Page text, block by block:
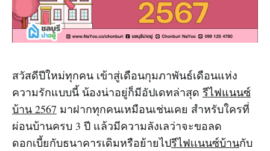
สวัสดีปีใหม่ทุกคน เข้าสู่เดือนกุมภาพันธ์เดือนแห่ง
ความรักแบบนี้ น้องน่าอยู่ก็มีอัปเดทล่าสุด รีไฟแนนซ์
บ้าน 2567 มาฝากทุกคนเหมือนเช่นเคย สำหรับใครที่
ผ่อนบ้านครบ 3 ปี แล้วมีความลังเลว่าจะขอลด
ดอกเบี้ยกับธนาคารเดิมหรือย้ายไปรีไฟเเนนซ์บ้านกับ